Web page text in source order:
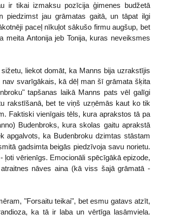
ir tikai izmaksu pozīcija ģimenes budžetā
piedzimst jau grāmatas gaitā, un tāpat ilgi
paceļ nīkuļot sākušo firmu augšup, bet
Antonija jeb Tonija, kuras neveiksmes
liekot domāt, ka Manns bija uzrakstījis
svarīgākais, kā dēļ man šī grāmata šķita
tapšanas laikā Manns pats vēl galīgi
rakstīšanā, bet te viņš uzņēmās kaut ko tik
Faktiski vienīgais tēls, kura aprakstos tā pa
Budenbroks, kura skolas gaitu aprakstā
ka Budenbroku dzimtas stāstam
gadsimta beigās piedzīvoja savu norietu.
vērienīgs. Emocionāli spēcīgākā epizode,
nāves aina (kā viss šajā grāmatā -
"Forsaitu teikai", bet esmu gatavs atzīt,
ka tā ir laba un vērtīga lasāmviela.